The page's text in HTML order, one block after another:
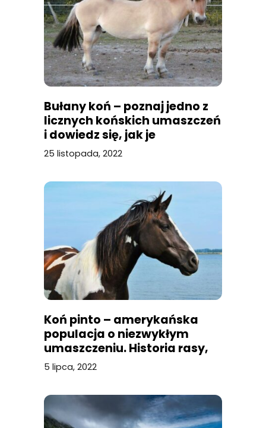
Bułany koń – poznaj jedno z
licznych końskich umaszczeń
i dowiedz się, jak je
bezbłędnie rozpoznawać!
25 listopada, 2022
Koń pinto – amerykańska
populacja o niezwykłym
umaszczeniu. Historia rasy,
umaszczenie i budowa
5 lipca, 2022